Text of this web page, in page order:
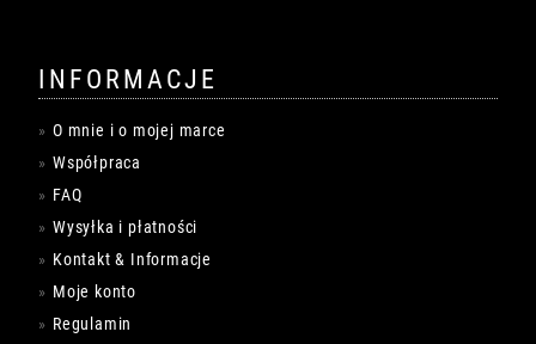
INFORMACJE
O mnie i o mojej marce
Współpraca
FAQ
Wysyłka i płatności
Kontakt & Informacje
Moje konto
Regulamin